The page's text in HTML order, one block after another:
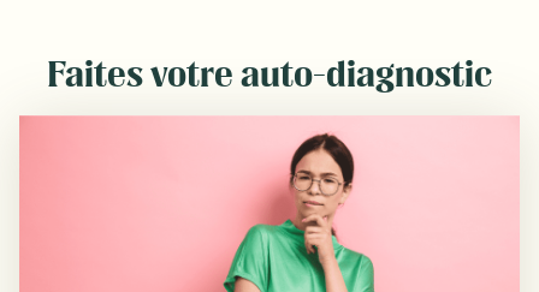
Faites votre auto-diagnostic